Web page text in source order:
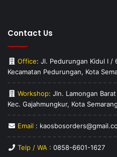
Contact Us
Office: Jl. Pedurungan Kidul I /
Kecamatan Pedurungan, Kota
Workshop: Jln. Lamongan
Kec. Gajahmungkur, Kota
Email :
Telp / WA : 0858-6601-1627